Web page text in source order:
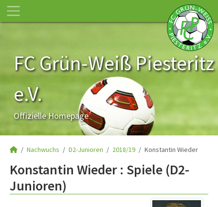
FC Grün-Weiß Piesteritz
e.V.
Offizielle Homepage
Nachwuchs D2-Junioren 2018/19 Konstantin Wieder
Konstantin Wieder : Spiele (D2-
Junioren)